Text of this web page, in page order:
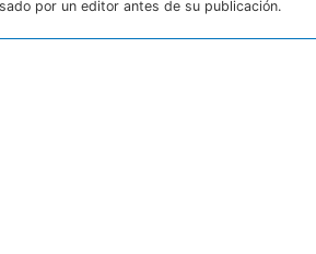
por un editor antes de su publicación.